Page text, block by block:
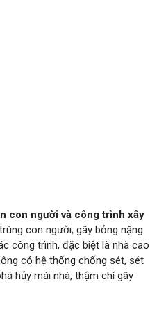
con người và công trình xây
con người, gây bỏng nặng
công trình, đặc biệt là nhà cao
có hệ thống chống sét, sét
hủy mái nhà, thậm chí gây